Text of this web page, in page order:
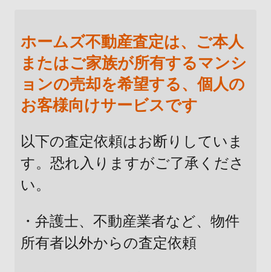
ホームズ不動産査定は、ご本人
またはご家族が所有するマンシ
ョンの売却を希望する、個人の
お客様向けサービスです
以下の査定依頼はお断りしていま
す。恐れ入りますがご了承くださ
い。
・弁護士、不動産業者など、物件
所有者以外からの査定依頼